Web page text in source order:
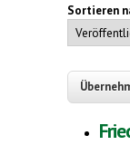
Sortieren